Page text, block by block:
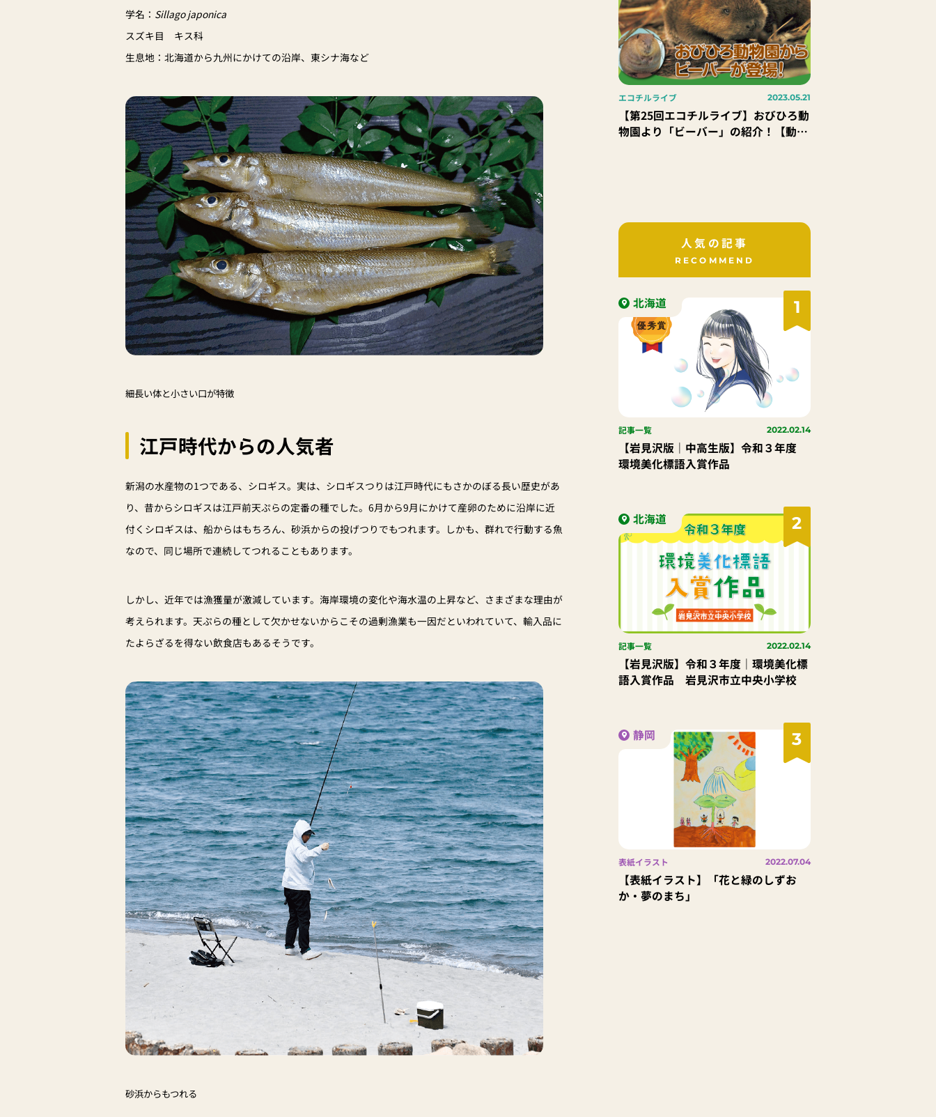
学名： Sillago japonica
スズキ目 キス科
生息地：北海道から九州にかけての沿岸、東シナ海など
細長い体と小さい口が特徴
江戸時代からの人気者
新潟の水産物の1つである、シロギス。実は、シロギスつりは江戸時代にもさかのぼる長い歴史があ
り、昔からシロギスは江戸前天ぷらの定番の種でした。6月から9月にかけて産卵のために沿岸に近
付くシロギスは、船からはもちろん、砂浜からの投げつりでもつれます。しかも、群れで行動する魚
なので、同じ場所で連続してつれることもあります。
しかし、近年では漁獲量が激減しています。海岸環境の変化や海水温の上昇など、さまざまな理由が
考えられます。天ぷらの種として欠かせないからこその過剰漁業も一因だといわれていて、輸入品に
たよらざるを得ない飲食店もあるそうです。
砂浜からもつれる
エコチルライブ 2023.05.21
【第25回エコチルライブ】おびひろ動
物園より「ビーバー」の紹介！【動物
人気の記事
RECOMMEND
1
北海道
記事一覧 2022.02.14
【岩見沢版｜中高生版】令和３年度
環境美化標語入賞作品
2
北海道
記事一覧 2022.02.14
【岩見沢版】令和３年度｜環境美化標
語入賞作品 岩見沢市立中央小学校
3
静岡
表紙イラスト 2022.07.04
【表紙イラスト】「花と緑のしずお
か・夢のまち」